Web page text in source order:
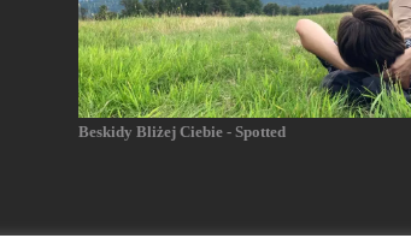
Beskidy Bliżej Ciebie - Spotted